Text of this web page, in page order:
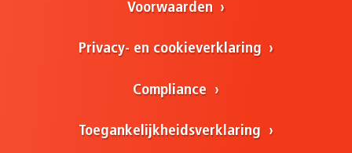
Voorwaarden
Privacy- en cookieverklaring
Compliance
Toegankelijkheidsverklaring